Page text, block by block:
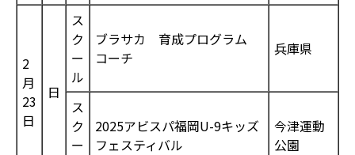
2
月
23
日
日
ス
ク
ー
ル
ブラサカ 育成プログラム
コーチ
兵庫県
ス
ク
ー
2025アビスパ福岡U-9キッズ
フェスティバル
今津運動
公園